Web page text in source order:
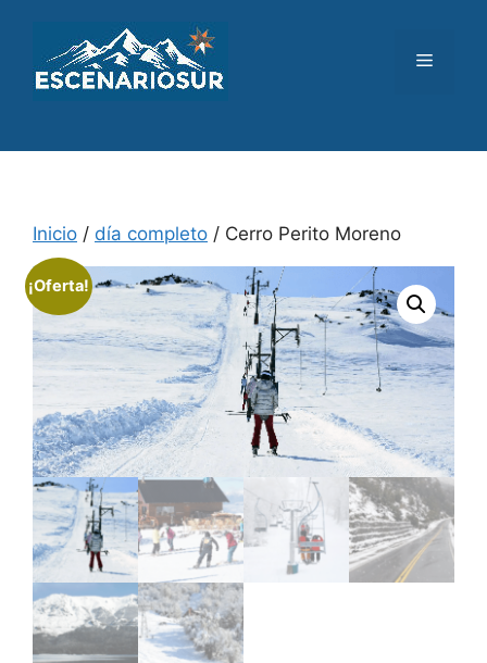
contenido
Menú
Inicio / día completo / Cerro Perito Moreno
¡Oferta!